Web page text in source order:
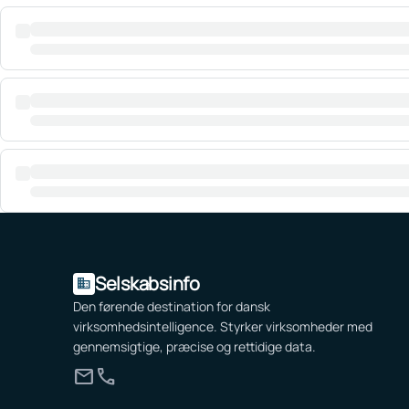
domain Selskabsinfo
Den førende destination for dansk
virksomhedsintelligence. Styrker virksomheder med
gennemsigtige, præcise og rettidige data.
mailcall